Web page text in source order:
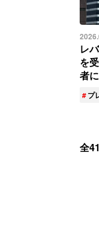
レ
を
者
プ
全